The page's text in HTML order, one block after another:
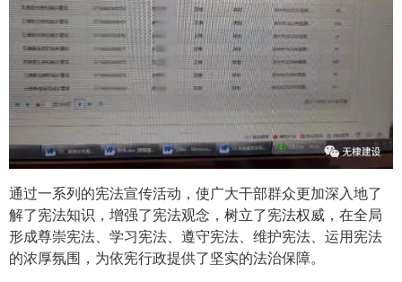
通过一系列的宪法宣传活动，使广大干部群众更加深入地了
解了宪法知识，增强了宪法观念，树立了宪法权威，在全局
形成尊崇宪法、学习宪法、遵守宪法、维护宪法、运用宪法
的浓厚氛围，为依宪行政提供了坚实的法治保障。